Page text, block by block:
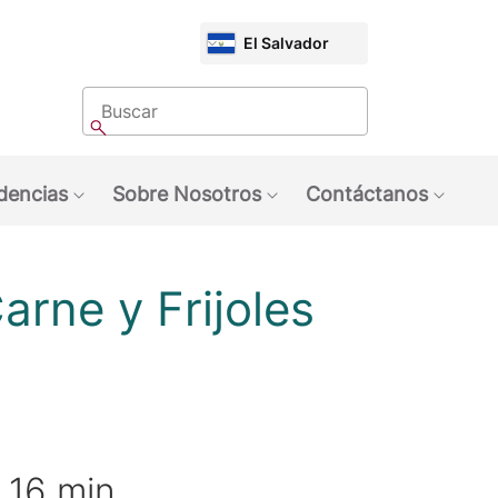
CHOOSE
MARKET
El Salvador
Buscar
Buscar
Sobre Nosotros
Contáctanos
y Frijoles
de preparación